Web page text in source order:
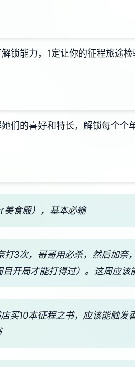
锁能力，1定让你的征程旅途检
们的喜好和特长，解锁每个个
美食殿），基本必输
打3次，哥哥用必杀，然后加
开局才能打得过）。这周应该
买10本征程之书，应该能触